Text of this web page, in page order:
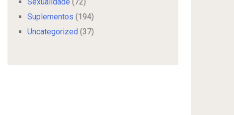
Suplementos (194)
Uncategorized (37)